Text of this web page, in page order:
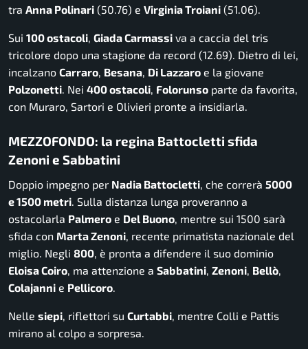
tra Anna Polinari (50.76) e Virginia Troiani (51.06).
Sui 100 ostacoli, Giada Carmassi va a caccia del tris
tricolore dopo una stagione da record (12.69). Dietro di lei,
incalzano Carraro, Besana, Di Lazzaro e la giovane
Polzonetti. Nei 400 ostacoli, Folorunso parte da favorita,
con Muraro, Sartori e Olivieri pronte a insidiarla.
MEZZOFONDO: la regina Battocletti sfida
Zenoni e Sabbatini
Doppio impegno per Nadia Battocletti, che correrà 5000
e 1500 metri. Sulla distanza lunga proveranno a
ostacolarla Palmero e Del Buono, mentre sui 1500 sarà
sfida con Marta Zenoni, recente primatista nazionale del
miglio. Negli 800, è pronta a difendere il suo dominio
Eloisa Coiro, ma attenzione a Sabbatini, Zenoni, Bellò,
Colajanni e Pellicoro.
Nelle siepi, riflettori su Curtabbi, mentre Colli e Pattis
mirano al colpo a sorpresa.